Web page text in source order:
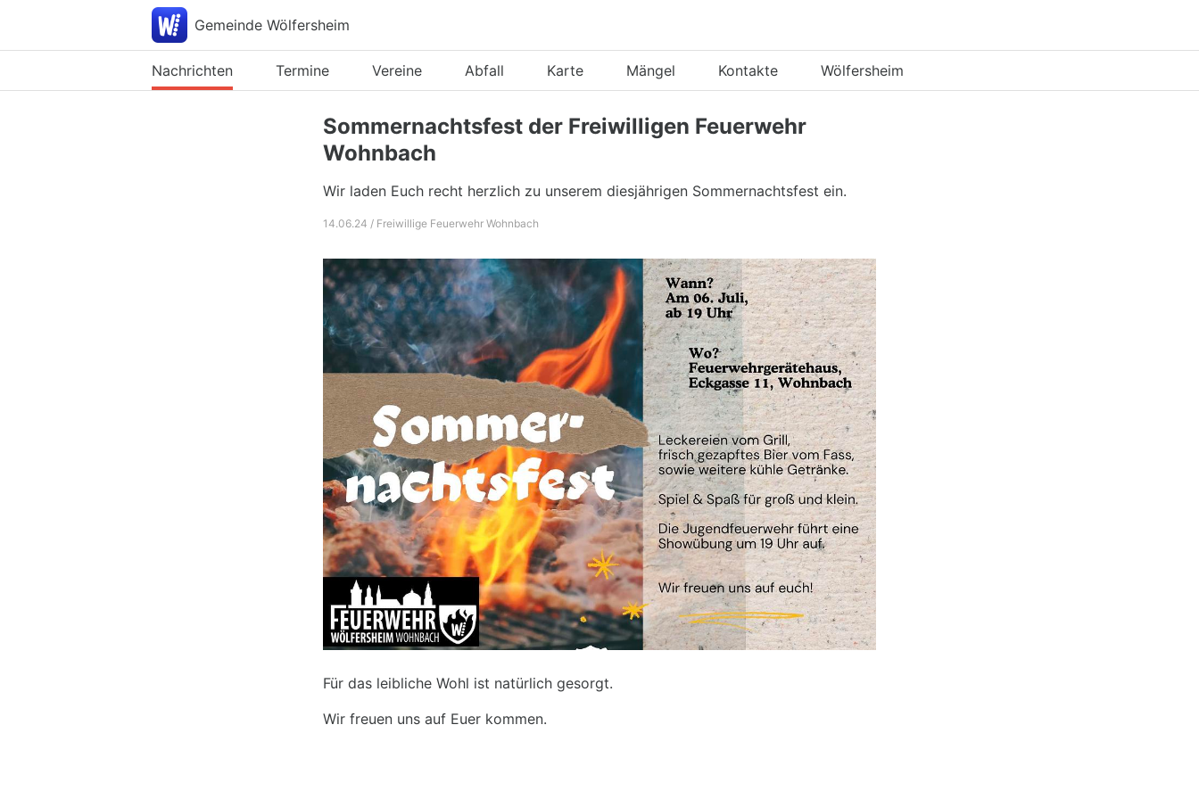
Gemeinde Wölfersheim
Nachrichten Termine Vereine Abfall Karte Mängel Kontakte Wölfersheim
Sommernachtsfest der Freiwilligen Feuerwehr
Wohnbach
Wir laden Euch recht herzlich zu unserem diesjährigen Sommernachtsfest ein.
14.06.24 / Freiwillige Feuerwehr Wohnbach
Für das leibliche Wohl ist natürlich gesorgt.
Wir freuen uns auf Euer kommen.